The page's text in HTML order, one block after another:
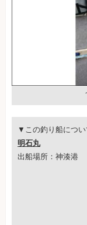
▼この釣り船につい
明石丸
出船場所：神湊港